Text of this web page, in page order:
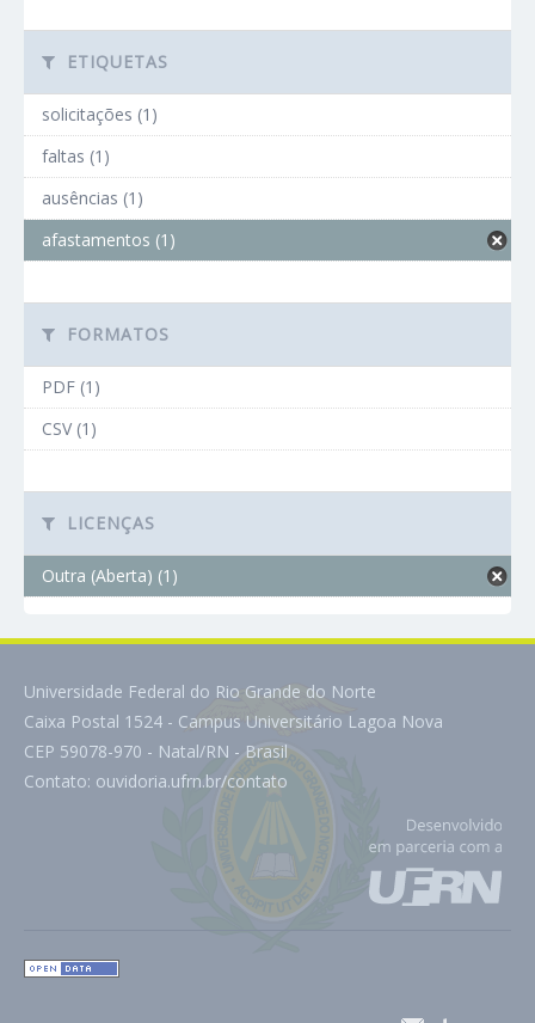
ETIQUETAS
solicitações (1)
faltas (1)
ausências (1)
afastamentos (1)
FORMATOS
PDF (1)
CSV (1)
LICENÇAS
Outra (Aberta) (1)
Universidade Federal do Rio Grande do Norte
Caixa Postal 1524 - Campus Universitário Lagoa Nova
CEP 59078-970 - Natal/RN - Brasil
Contato: ouvidoria.ufrn.br/contato